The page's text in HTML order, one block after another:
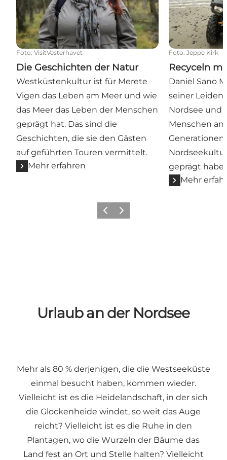
Foto: VisitVesterhavet
Die Geschichten der Natur
Westküstenkultur ist für Merete
Vigen das Leben am Meer und wie
das Meer das Leben der Menschen
geprägt hat. Das sind die
Geschichten, die sie den Gästen
auf geführten Touren vermittelt.
Mehr erfahren
Foto: Jeppe Kirk
Recyceln
Daniel Sano
seiner
Nordsee und
Menschen
geprägt
Mehr
ZurückWeiter
Urlaub an der Nordsee
Mehr als 80 % derjenigen, die die Westseeküste
einmal besucht haben, kommen wieder.
Vielleicht ist es die Heidelandschaft, in der sich
die Glockenheide windet, so weit das Auge
reicht? Vielleicht ist es die Ruhe in den
Plantagen, wo die Wurzeln der Bäume das
Land fest an Ort und Stelle halten? Vielleicht